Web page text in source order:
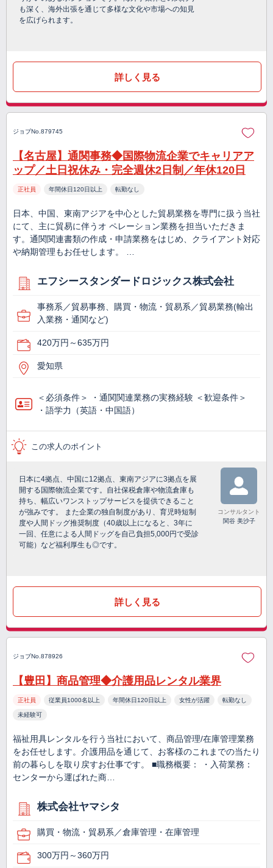
も深く、海外出張を通じて多様な文化や市場への知見
を広げられます。
詳しく見る
ジョブNo.879745
【名古屋】通関事務◆国際物流企業でキャリアア
ップ／土日祝休み・完全週休2日制／年休120日
正社員 年間休日120日以上 転勤なし
日本、中国、東南アジアを中心とした貿易業務を専門に扱う当社
にて、主に貿易に伴うオ ペレーション業務を担当いただきま
す。通関関連書類の作成・申請業務をはじめ、クライアント対応
や納期管理もお任せします。 …
エフシースタンダードロジックス株式会社
事務系／貿易事務、購買・物流・貿易系／貿易業務(輸出
入業務・通関など)
420万円～635万円
愛知県
＜必須条件＞ ・通関関連業務の実務経験 ＜歓迎条件＞
・語学力（英語・中国語）
この求人のポイント
日本に4拠点、中国に12拠点、東南アジアに3拠点を展
開する国際物流企業です。自社保税倉庫や物流倉庫も
持ち、幅広いワンストップサービスを提供できること
が強みです。 また企業の独自制度があり、育児時短制
度や人間ドッグ推奨制度（40歳以上になると、3年に
一回、任意による人間ドッグを自己負担5,000円で受診
可能）など福利厚生も◎です。
コンサルタント
関谷 美沙子
詳しく見る
ジョブNo.878926
【豊田】商品管理◆介護用品レンタル業界
正社員 従業員1000名以上 年間休日120日以上 女性が活躍 転勤なし
未経験可
福祉用具レンタルを行う当社において、商品管理/在庫管理業務
をお任せします。介護用品を通じて、お客様のこれまでの当たり
前の暮らしを取り戻すお仕事です。 ■職務概要： ・入荷業務：
センターから運ばれた商…
株式会社ヤマシタ
購買・物流・貿易系／倉庫管理・在庫管理
300万円～360万円